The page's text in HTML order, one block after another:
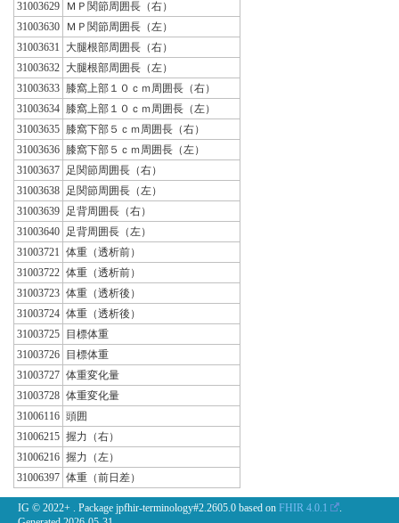
31003629
ＭＰ関節周囲長（右）
31003630
ＭＰ関節周囲長（左）
31003631
大腿根部周囲長（右）
31003632 大腿根部周囲長（左）
31003633 膝窩上部１０ｃｍ周囲長（右）
31003634 膝窩上部１０ｃｍ周囲長（左）
31003635 膝窩下部５ｃｍ周囲長（右）
31003636 膝窩下部５ｃｍ周囲長（左）
31003637
足関節周囲長（右）
31003638
足関節周囲長（左）
31003639
足背周囲長（右）
31003640
足背周囲長（左）
31003721
体重（透析前）
31003722 体重（透析前）
31003723 体重（透析後）
31003724 体重（透析後）
31003725 目標体重
31003726 目標体重
31003727 体重変化量
31003728 体重変化量
31006116 頭囲
31006215 握力（右）
31006216 握力（左）
31006397 体重（前日差）
IG © 2022+ . Package jpfhir-terminology#2.2605.0 based on FHIR 4.0.1